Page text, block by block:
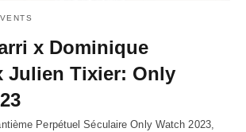
x Dominique
Julien Tixier: Only
Perpétuel Séculaire Only Watch 2023,